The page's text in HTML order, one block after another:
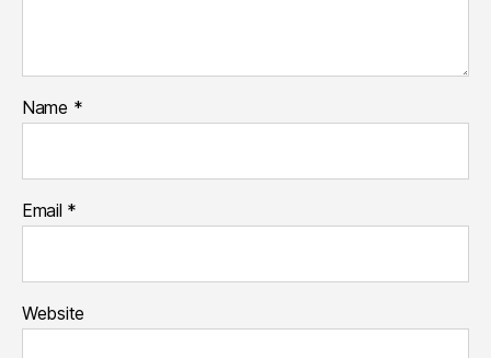
Name *
Email *
Website